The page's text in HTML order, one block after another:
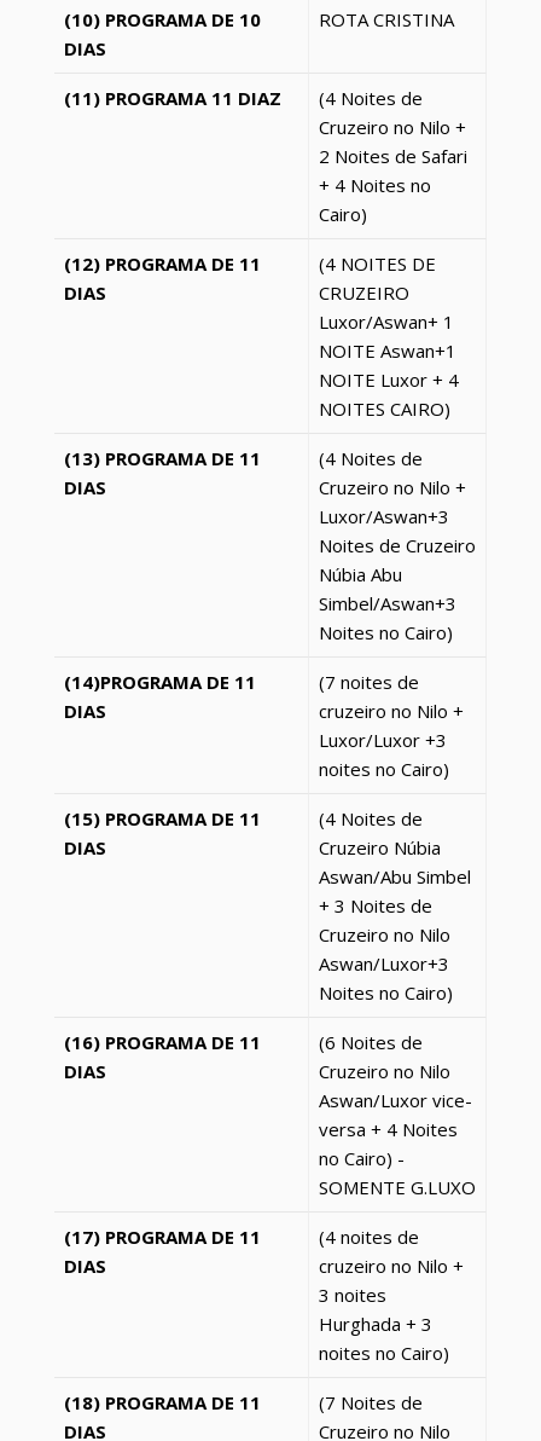
(10) PROGRAMA DE 10
DIAS
ROTA CRISTINA
(11) PROGRAMA 11 DIAZ
(4 Noites de
Cruzeiro no Nilo +
2 Noites de Safari
+ 4 Noites no
Cairo)
(12) PROGRAMA DE 11
DIAS
(4 NOITES DE
CRUZEIRO
Luxor/Aswan+ 1
NOITE Aswan+1
NOITE Luxor + 4
NOITES CAIRO)
(13) PROGRAMA DE 11
DIAS
(4 Noites de
Cruzeiro no Nilo +
Luxor/Aswan+3
Noites de Cruzeiro
Núbia Abu
Simbel/Aswan+3
Noites no Cairo)
(14)PROGRAMA DE 11
DIAS
(7 noites de
cruzeiro no Nilo +
Luxor/Luxor +3
noites no Cairo)
(15) PROGRAMA DE 11
DIAS
(4 Noites de
Cruzeiro Núbia
Aswan/Abu Simbel
+ 3 Noites de
Cruzeiro no Nilo
Aswan/Luxor+3
Noites no Cairo)
(16) PROGRAMA DE 11
DIAS
(6 Noites de
Cruzeiro no Nilo
Aswan/Luxor vice-
versa + 4 Noites
no Cairo) -
SOMENTE G.LUXO
(17) PROGRAMA DE 11
DIAS
(4 noites de
cruzeiro no Nilo +
3 noites
Hurghada + 3
noites no Cairo)
(18) PROGRAMA DE 11
DIAS
(7 Noites de
Cruzeiro no Nilo